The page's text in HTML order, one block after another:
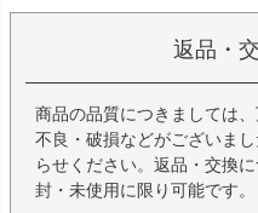
返品・
商品の品質につきましては
不良・破損などがございま
らせください。返品・交換
封・未使用に限り可能です。